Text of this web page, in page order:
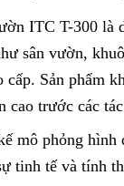
ITC T-300 là
sân vườn,
cấp. Sản phẩm
cao trước các
mô phỏng hình
tinh tế và tính